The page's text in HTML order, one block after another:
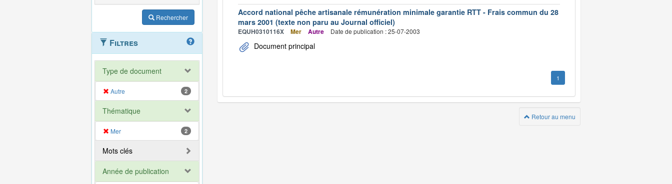
Rechercher
Filtres
Type de document
Autre 2
Thématique
Mer 2
Mots clés
Année de publication
Accord national pêche artisanale rémunération minimale garantie RTT - Frais commun du 28
mars 2001 (texte non paru au Journal officiel)
EQUH0310116X Mer Autre Date de publication : 25-07-2003
Document principal
1
Retour au menu